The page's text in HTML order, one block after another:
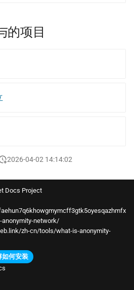
的项目
2026-04-02 14:14:02
Docs Project
network/
zh-cn/tools/what-is-anonymity-
如何安装